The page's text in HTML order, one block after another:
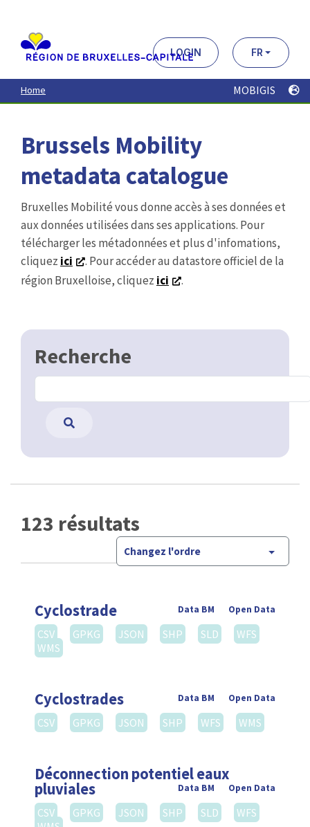
contenu
principal
LOGIN FR
Home MOBIGIS
Brussels Mobility
metadata catalogue
Bruxelles Mobilité vous donne accès à ses données et
aux données utilisées dans ses applications. Pour
télécharger les métadonnées et plus d'infomations,
cliquez ici
. Pour accéder au datastore officiel de la
région Bruxelloise, cliquez ici .
Recherche
123 résultats
Changez l'ordre
Cyclostrade Open Data
Data BM
CSV GPKG JSON SHP SLD
WFS
WMS
Cyclostrades Open Data
Data BM
CSV GPKG JSON SHP WFS WMS
Déconnection potentiel eaux
pluviales Open Data
Data BM
CSV GPKG JSON SHP SLD
WFS